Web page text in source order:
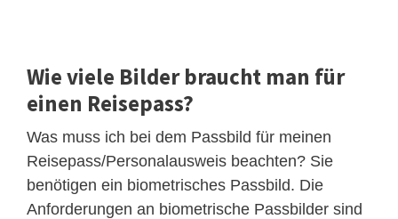
Wie viele Bilder braucht man für
einen Reisepass?
Was muss ich bei dem Passbild für meinen
Reisepass/Personalausweis beachten? Sie
benötigen ein biometrisches Passbild. Die
Anforderungen an biometrische Passbilder sind